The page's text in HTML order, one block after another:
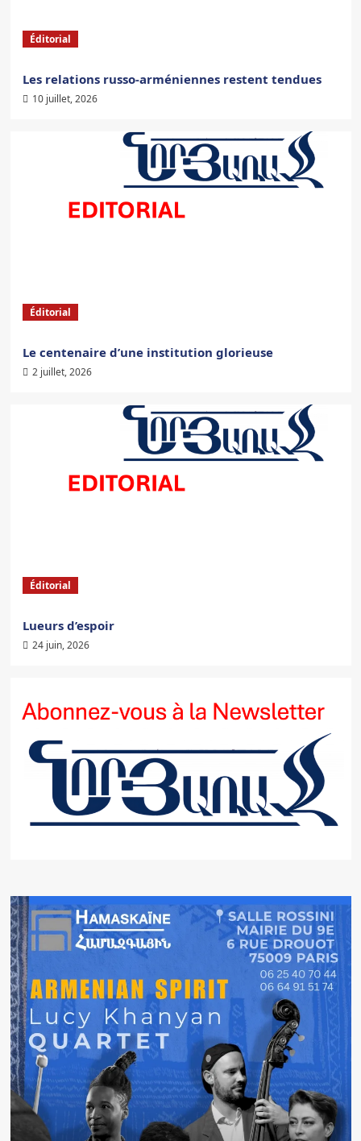
Éditorial
Les relations russo-arméniennes restent tendues
10 juillet, 2026
Éditorial
Le centenaire d’une institution glorieuse
2 juillet, 2026
Éditorial
Lueurs d’espoir
24 juin, 2026